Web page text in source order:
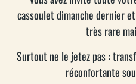
cassoulet dimanche dernier
très rare
Surtout ne le jetez pas :
réconfortante